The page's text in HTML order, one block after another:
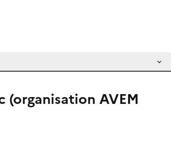
(organisation AVEM